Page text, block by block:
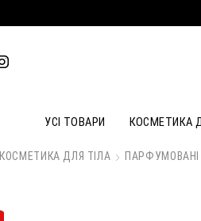
УСІ ТОВАРИ КОСМЕТИКА
КОСМЕТИКА ДЛЯ ТІЛА ПАРФУМОВАНІ